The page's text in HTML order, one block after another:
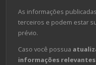
As informações
terceiros e podem estar
prévio.
Caso você possua
informações